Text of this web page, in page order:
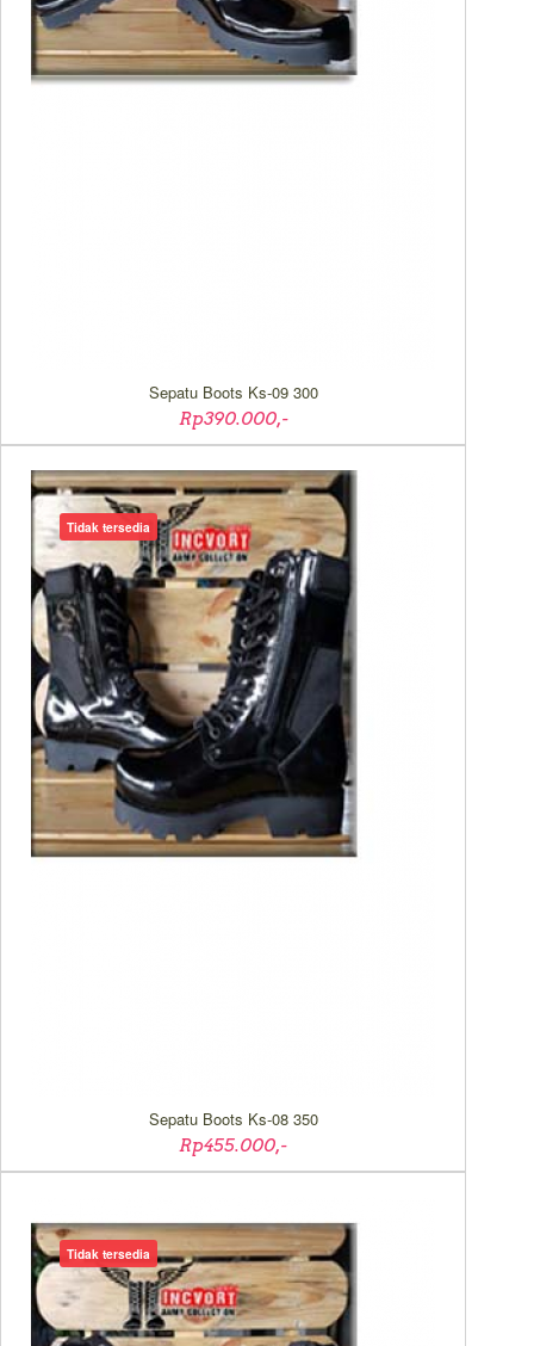
Sepatu Boots Ks-09 300
Rp390.000,-
Sepatu Boots Ks-08 350
Rp455.000,-
Tidak tersedia
Tidak tersedia